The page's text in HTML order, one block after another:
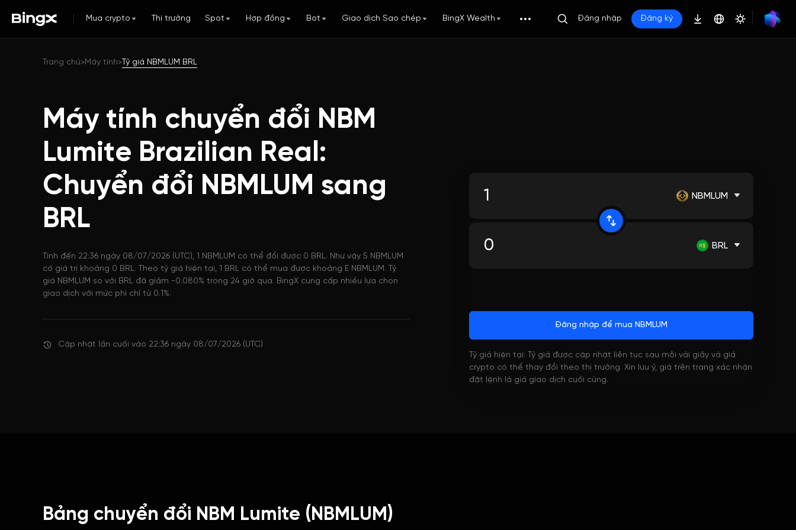
Mua crypto Thị trường Spot Hợp đồng Bot Giao dịch Sao chép BingX Wealth Đăng nhập Đăng ký
Trang chủ>Máy tính> Tỷ giá NBMLUM BRL
Máy tính chuyển đổi NBM
Lumite Brazilian Real:
Chuyển đổi NBMLUM sang
BRL
Tính đến 22:36 ngày 08/07/2026 (UTC), 1 NBMLUM có thể đổi được 0 BRL. Như vậy 5 NBMLUM
có giá trị khoảng 0 BRL. Theo tỷ giá hiện tại, 1 BRL có thể mua được khoảng E NBMLUM. Tỷ
giá NBMLUM so với BRL đã giảm -0.080% trong 24 giờ qua. BingX cung cấp nhiều lựa chọn
giao dịch với mức phí chỉ từ 0.1%.
Cập nhật lần cuối vào 22:36 ngày 08/07/2026 (UTC)
NBMLUM
BRL
Đăng nhập để mua NBMLUM
Tỷ giá hiện tại: Tỷ giá được cập nhật liên tục sau mỗi vài giây và giá
crypto có thể thay đổi theo thị trường. Xin lưu ý, giá trên trang xác nhận
đặt lệnh là giá giao dịch cuối cùng.
Bảng chuyển đổi NBM Lumite (NBMLUM)